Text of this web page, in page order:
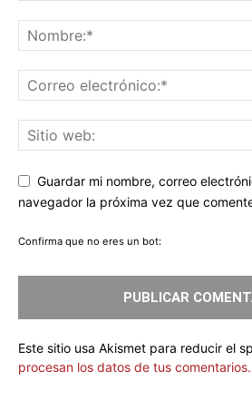
Guardar mi nombre, correo
navegador la próxima vez que
Confirma que no eres un bot:
Este sitio usa Akismet para reducir el
procesan los datos de tus comentarios.